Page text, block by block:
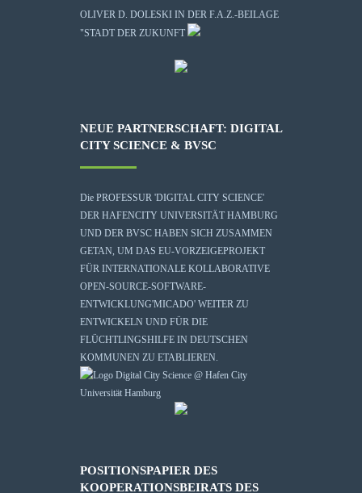
OLIVER D. DOLESKI IN DER F.A.Z.-BEILAGE
"STADT DER ZUKUNFT
NEUE PARTNERSCHAFT: DIGITAL
CITY SCIENCE & BVSC
Die PROFESSUR 'DIGITAL CITY SCIENCE'
DER HAFENCITY UNIVERSITÄT HAMBURG
UND DER BVSC HABEN SICH ZUSAMMEN
GETAN, UM DAS EU-VORZEIGEPROJEKT
FÜR INTERNATIONALE KOLLABORATIVE
OPEN-SOURCE-SOFTWARE-
ENTWICKLUNG'MICADO' WEITER ZU
ENTWICKELN UND FÜR DIE
FLÜCHTLINGSHILFE IN DEUTSCHEN
KOMMUNEN ZU ETABLIEREN.
POSITIONSPAPIER DES
KOOPERATIONSBEIRATS DES